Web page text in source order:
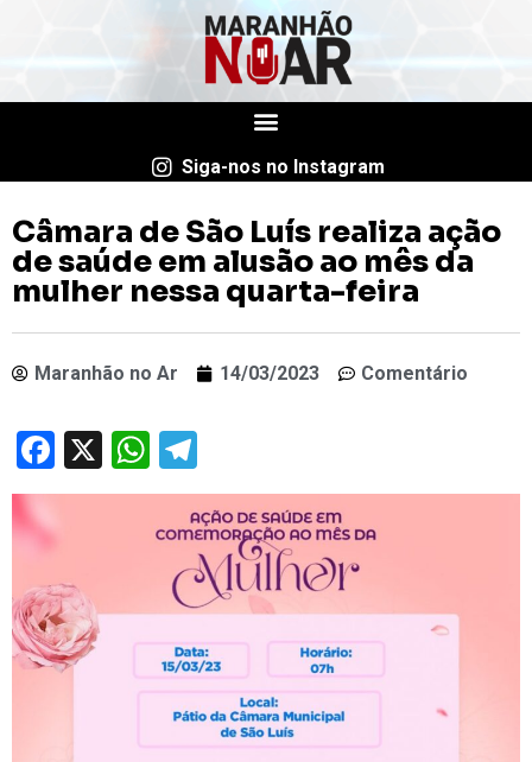
Siga-nos no Instagram
Câmara de São Luís realiza ação
de saúde em alusão ao mês da
mulher nessa quarta-feira
Maranhão no Ar 14/03/2023 Comentário
Facebook
X WhatsApp